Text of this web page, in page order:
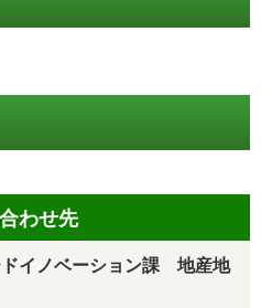
わせ先
イノベーション課 地産地